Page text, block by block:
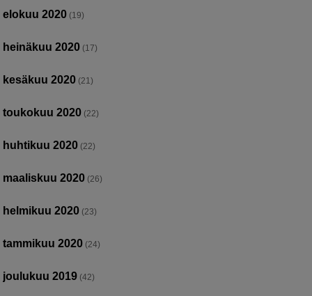
elokuu 2020 (19)
heinäkuu 2020 (17)
kesäkuu 2020 (21)
toukokuu 2020 (22)
huhtikuu 2020 (22)
maaliskuu 2020 (26)
helmikuu 2020 (23)
tammikuu 2020 (24)
joulukuu 2019 (42)